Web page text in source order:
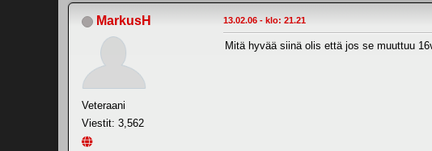
MarkusH
Veteraani
Viestit: 3,562
13.02.06 - klo: 21.21
Mitä hyvää siinä olis että jos se muuttuu